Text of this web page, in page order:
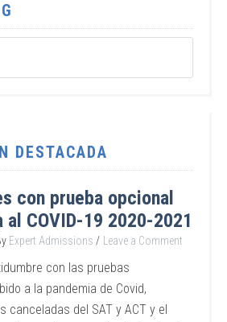
DESTACADA
con prueba opcional
al COVID-19 2020-2021
Expert Admissions Leave a Comment
con las pruebas
a la pandemia de Covid,
canceladas del SAT y ACT y el